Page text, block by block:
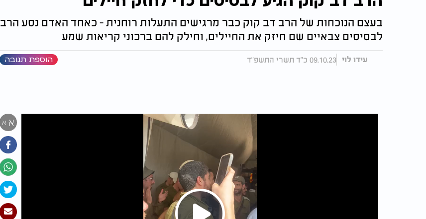
בעצם הנוכחות של הרב דב קוק כבר מרגישים התעלות רוחנית - כאחד האדם נסע הרב
לבסיסים צבאיים שם חיזק את החיילים, וחילק להם ברכוני קריאות שמע
עידו לוי 09.10.23 כ"ד תשרי התשפ"ד הוספת תגובה
א א